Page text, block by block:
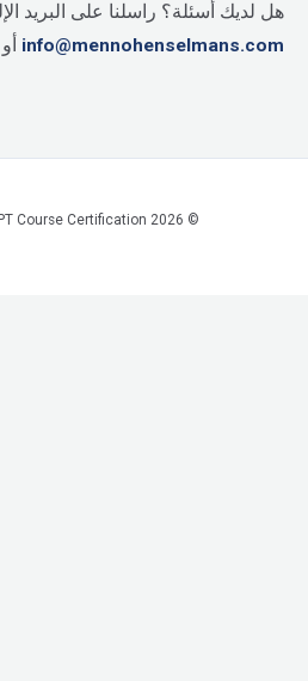
هل لديك أسئلة؟ راسلنا على البريد
info@mennohenselmans.com
© 2026 The Henselmans PT Course Certification